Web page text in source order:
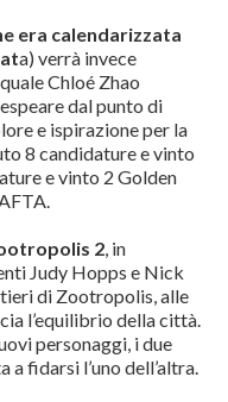
era calendarizzata
a) verrà invece
Chloé Zhao
dal punto di
e ispirazione per la
8 candidature e vinto
e vinto 2 Golden
2, in
Judy Hopps e Nick
di Zootropolis, alle
l’equilibrio della città.
personaggi, i due
fidarsi l’uno dell’altra.